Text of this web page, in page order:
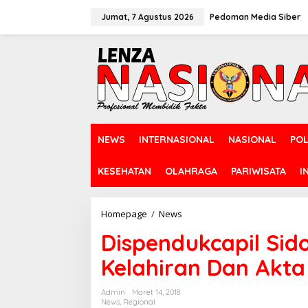
Jumat, 7 Agustus 2026 Pedoman Media Siber
NEWS INTERNASIONAL NASIONAL
KESEHATAN OLAHRAGA PARIWISATA
Homepage / News
s
p
e
n
Dispendukcapil
Kelahiran Dan
Admin
Maret 14, 2018
News, Regional